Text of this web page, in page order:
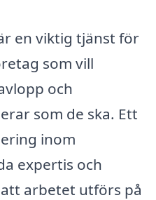
en viktig tjänst för
som vill
och
som de ska. Ett
inom
expertis och
arbetet utförs på